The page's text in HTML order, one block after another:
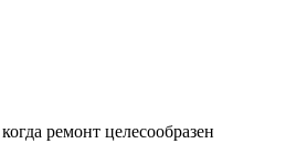
ремонт целесообразен